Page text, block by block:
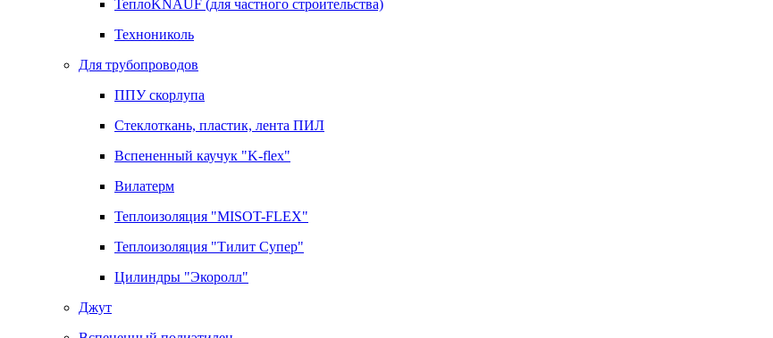
ТеплоKNAUF (для частного строительства)
Технониколь
Для трубопроводов
ППУ скорлупа
Стеклоткань, пластик, лента ПИЛ
Вспененный каучук "K-flex"
Вилатерм
Теплоизоляция "MISOT-FLEX"
Теплоизоляция "Тилит Супер"
Цилиндры "Экоролл"
Джут